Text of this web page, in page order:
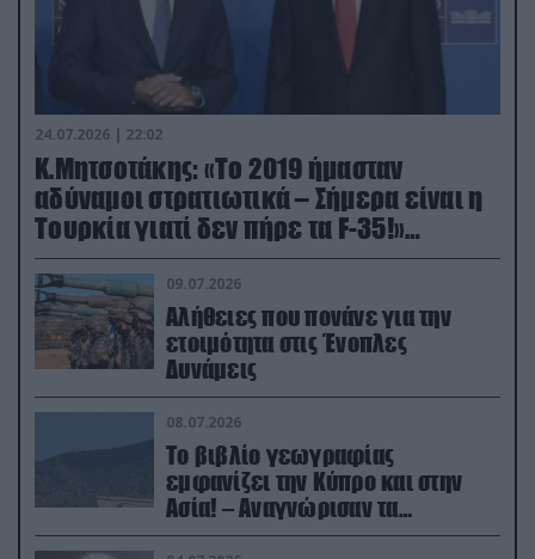
24.07.2026 | 22:02
Κ.Μητσοτάκης: «Το 2019 ήμασταν
αδύναμοι στρατιωτικά – Σήμερα είναι η
Τουρκία γιατί δεν πήρε τα F-35!»
(βίντεο)
09.07.2026
Αλήθειες που πονάνε για την
ετοιμότητα στις Ένοπλες
Δυνάμεις
08.07.2026
Το βιβλίο γεωγραφίας
εμφανίζει την Κύπρο και στην
Ασία! – Αναγνώρισαν τα
κατεχόμενα; (φωτο)